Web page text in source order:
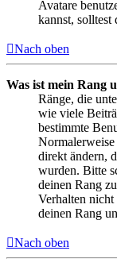
Avatare
kannst,
Nach oben
Was ist mein Rang
Ränge, die
wie viele
bestimmte
direkt ändern,
wurden. Bitte
deinen Rang
Verhalten
deinen Rang
Nach oben